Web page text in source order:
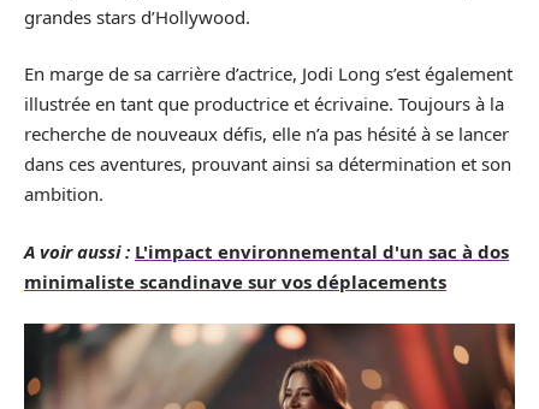
grandes stars d’Hollywood.
En marge de sa carrière d’actrice, Jodi Long s’est également
illustrée en tant que productrice et écrivaine. Toujours à la
recherche de nouveaux défis, elle n’a pas hésité à se lancer
dans ces aventures, prouvant ainsi sa détermination et son
ambition.
A voir aussi : L'impact environnemental d'un sac à dos
minimaliste scandinave sur vos déplacements